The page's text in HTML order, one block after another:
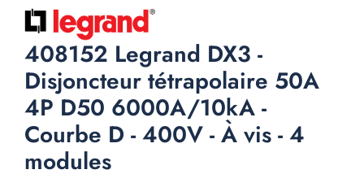
408152 Legrand DX3 -
Disjoncteur tétrapolaire 50A
4P D50 6000A/10kA -
Courbe D - 400V - À vis - 4
modules